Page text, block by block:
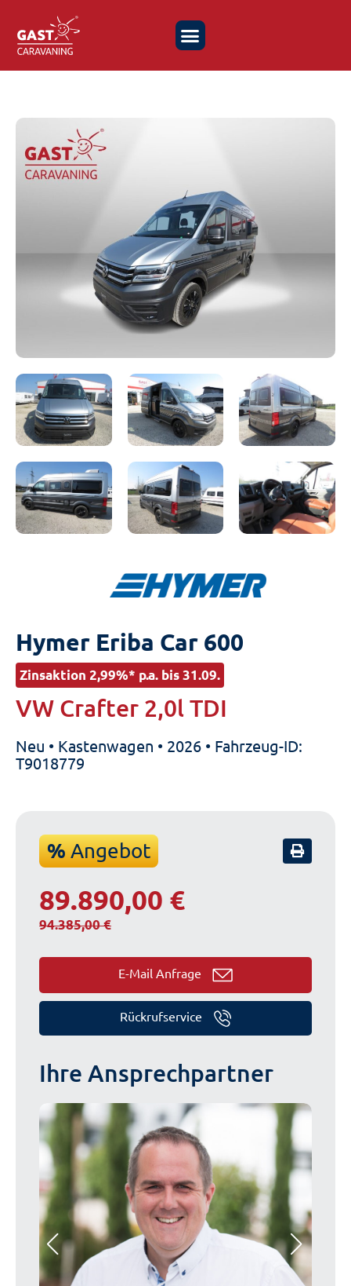
Hymer Eriba Car 600
Zinsaktion 2,99%* p.a. bis 31.09.
VW Crafter 2,0l TDI
Neu • Kastenwagen • 2026 • Fahrzeug-ID:
T9018779
%Angebot
89.890,00 €
94.385,00 €
E-Mail Anfrage
Rückrufservice
Ihre Ansprechpartner